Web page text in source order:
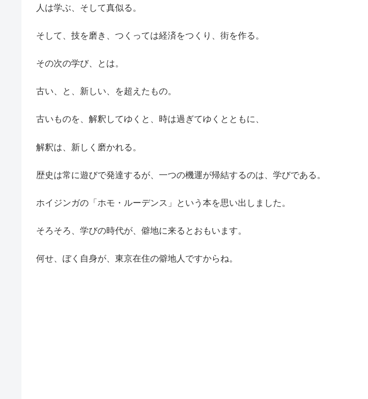
人は学ぶ、そして真似る。
そして、技を磨き、つくっては経済をつくり、街を作る。
その次の学び、とは。
古い、と、新しい、を超えたもの。
古いものを、解釈してゆくと、時は過ぎてゆくとともに、
解釈は、新しく磨かれる。
歴史は常に遊びで発達するが、一つの機運が帰結するのは、学びである。
ホイジンガの「ホモ・ルーデンス」という本を思い出しました。
そろそろ、学びの時代が、僻地に来るとおもいます。
何せ、ぼく自身が、東京在住の僻地人ですからね。